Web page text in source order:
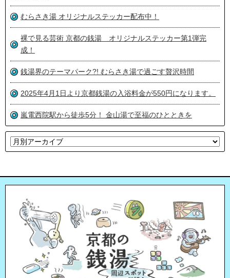
むらさき湯 オリジナルステッカー配布中！
裸で見る芸術 京都の銭湯 オリジナルステッカー第1弾完
成！
銭湯界のテーマパーク?! むらさき湯で過ごす贅沢時間
2025年4月1日より京都銭湯の入浴料金が550円になります。
嵐電西院駅から徒歩5分！ 金山湯で至福のひとときを